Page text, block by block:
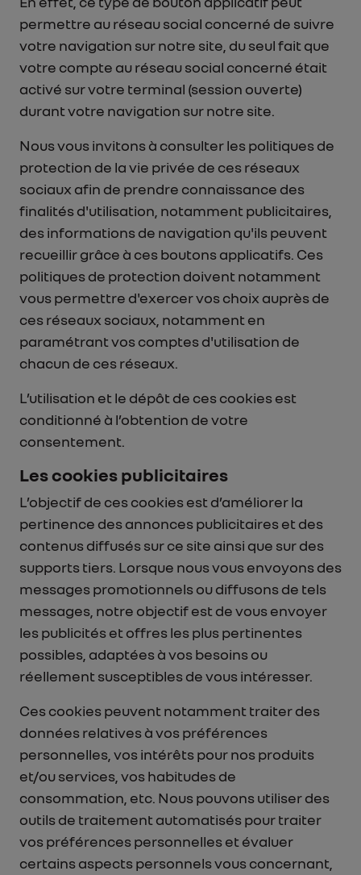
permettre au réseau social concerné de suivre
votre navigation sur notre site, du seul fait que
votre compte au réseau social concerné était
activé sur votre terminal (session ouverte)
durant votre navigation sur notre site.
Nous vous invitons à consulter les politiques de
protection de la vie privée de ces réseaux
sociaux afin de prendre connaissance des
finalités d'utilisation, notamment publicitaires,
des informations de navigation qu'ils peuvent
recueillir grâce à ces boutons applicatifs. Ces
politiques de protection doivent notamment
vous permettre d'exercer vos choix auprès de
ces réseaux sociaux, notamment en
paramétrant vos comptes d'utilisation de
chacun de ces réseaux.
L’utilisation et le dépôt de ces cookies est
conditionné à l’obtention de votre
consentement.
Les cookies publicitaires
L’objectif de ces cookies est d’améliorer la
pertinence des annonces publicitaires et des
contenus diffusés sur ce site ainsi que sur des
supports tiers. Lorsque nous vous envoyons des
messages promotionnels ou diffusons de tels
messages, notre objectif est de vous envoyer
les publicités et offres les plus pertinentes
possibles, adaptées à vos besoins ou
réellement susceptibles de vous intéresser.
Ces cookies peuvent notamment traiter des
données relatives à vos préférences
personnelles, vos intérêts pour nos produits
et/ou services, vos habitudes de
consommation, etc. Nous pouvons utiliser des
outils de traitement automatisés pour traiter
vos préférences personnelles et évaluer
certains aspects personnels vous concernant,